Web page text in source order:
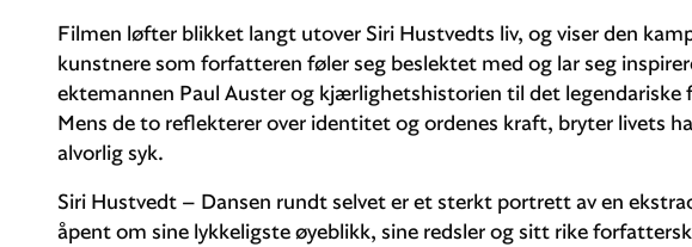
Filmen løfter blikket langt utover Siri Hustvedts liv, og viser den
kunstnere som forfatteren føler seg beslektet med og lar seg
ektemannen Paul Auster og kjærlighetshistorien til det
Mens de to reflekterer over identitet og ordenes kraft, bryter livets
alvorlig syk.
Siri Hustvedt – Dansen rundt selvet er et sterkt portrett av en
åpent om sine lykkeligste øyeblikk, sine redsler og sitt rike